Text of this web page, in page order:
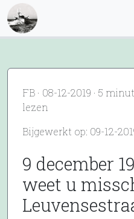
FB · 08-12-2019 · 5
lezen
Bijgewerkt op: 09-12-
9 december
weet u